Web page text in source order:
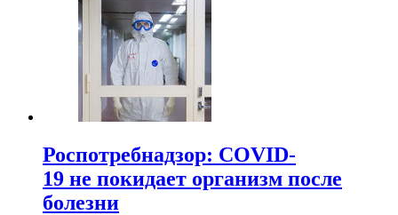
Роспотребнадзор: COVID-
19 не покидает организм после
болезни